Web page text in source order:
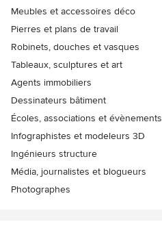
Meubles et accessoires déco
Pierres et plans de travail
Robinets, douches et vasques
Tableaux, sculptures et art
Agents immobiliers
Dessinateurs bâtiment
Écoles, associations et évènements
Infographistes et modeleurs 3D
Ingénieurs structure
Média, journalistes et blogueurs
Photographes